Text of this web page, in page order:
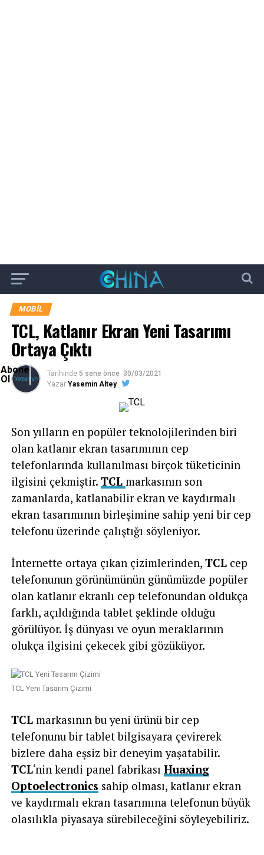
MOBIL
TCL, Katlanır Ekran Yeni Tasarımı
Ortaya Çıktı
Tarihinde 5 sene önce 30/03/2021
Yazar Yasemin Altey
Abone
Ol
Son yılların en popüler teknolojilerinden biri
olan katlanır ekran tasarımının cep
telefonlarında kullanılması birçok tüketicinin
ilgisini çekmiştir. TCL markasının son
zamanlarda, katlanabilir ekran ve kaydırmalı
ekran tasarımının birleşimine sahip yeni bir cep
telefonu üzerinde çalıştığı söyleniyor.
İnternette ortaya çıkan çizimlerinden, TCLcep
telefonunun görünümünün günümüzde popüler
olan katlanır ekranlı cep telefonundan oldukça
farklı, açıldığında tablet şeklinde olduğu
görülüyor. İş dünyası ve oyun meraklarının
olukça ilgisini çekecek gibi gözüküyor.
TCL Yeni Tasarım Çizimi
TCLmarkasının bu yeni ürünü bir cep
telefonunu bir tablet bilgisayara çevirerek
bizlere daha eşsiz bir deneyim yaşatabilir.
TCL‘nin kendi panel fabrikası Huaxing
Optoelectronics sahip olması, katlanır ekran
ve kaydırmalı ekran tasarımına telefonun büyük
olasılıkla piyasaya sürebileceğini söyleyebiliriz.